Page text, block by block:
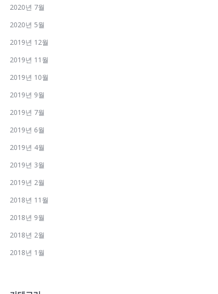
2020년 7월
2020년 5월
2019년 12월
2019년 11월
2019년 10월
2019년 9월
2019년 7월
2019년 6월
2019년 4월
2019년 3월
2019년 2월
2018년 11월
2018년 9월
2018년 2월
2018년 1월